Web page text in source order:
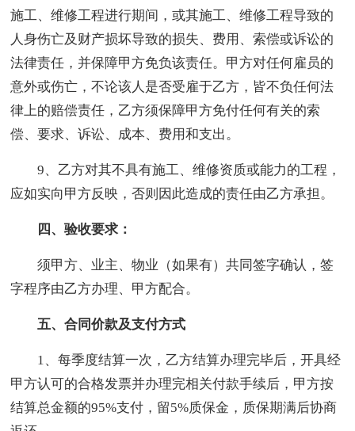
施工、维修工程进行期间，或其施工、维修工程导致的
人身伤亡及财产损坏导致的损失、费用、索偿或诉讼的
法律责任，并保障甲方免负该责任。甲方对任何雇员的
意外或伤亡，不论该人是否受雇于乙方，皆不负任何法
律上的赔偿责任，乙方须保障甲方免付任何有关的索
偿、要求、诉讼、成本、费用和支出。
9、乙方对其不具有施工、维修资质或能力的工程，
应如实向甲方反映，否则因此造成的责任由乙方承担。
四、验收要求：
须甲方、业主、物业（如果有）共同签字确认，签
字程序由乙方办理、甲方配合。
五、合同价款及支付方式
1、每季度结算一次，乙方结算办理完毕后，开具经
甲方认可的合格发票并办理完相关付款手续后，甲方按
结算总金额的95%支付，留5%质保金，质保期满后协商